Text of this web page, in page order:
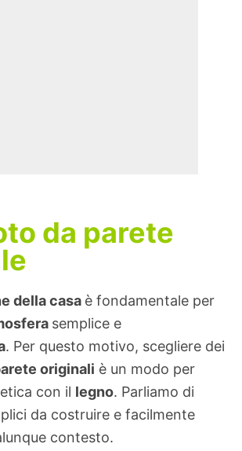
da parete
della casa è fondamentale per
semplice e
. Per questo motivo, scegliere dei
originali è un modo per
con il legno. Parliamo di
da costruire e facilmente
contesto.